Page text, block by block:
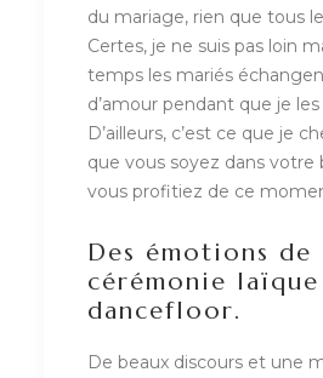
du mariage, rien que tous
Certes, je ne suis pas loin
temps les mariés
d’amour pendant que je
D’ailleurs, c’est ce que je
que vous soyez dans votre
vous profitiez de ce
Des émotions de
cérémonie laïque
dancefloor.
De beaux discours et une